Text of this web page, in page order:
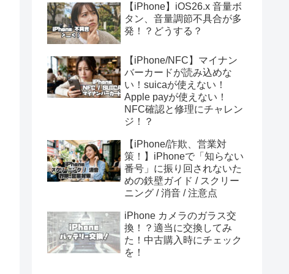
【iPhone】iOS26.x 音量ボ
タン、音量調節不具合が多
発！？どうする？
【iPhone/NFC】マイナン
バーカードが読み込めな
い！suicaが使えない！
Apple payが使えない！
NFC確認と修理にチャレン
ジ！？
【iPhone/詐欺、営業対
策！】iPhoneで「知らない
番号」に振り回されないた
めの鉄壁ガイド / スクリー
ニング / 消音 / 注意点
iPhone カメラのガラス交
換！？適当に交換してみ
た！中古購入時にチェック
を！